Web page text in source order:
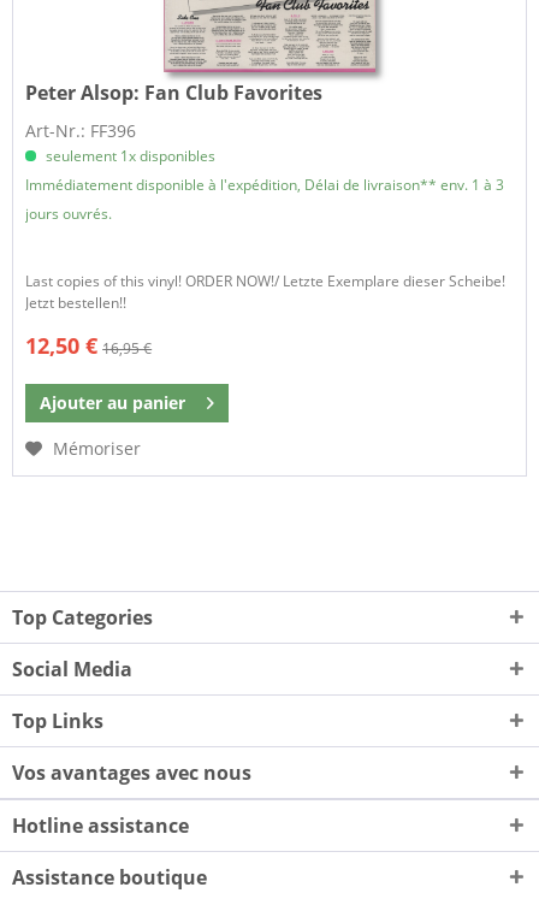
Peter Alsop: Fan Club Favorites
Art-Nr.: FF396
seulement 1x disponibles
Immédiatement disponible à l'expédition, Délai de livraison** env. 1 à 3
jours ouvrés.
Last copies of this vinyl! ORDER NOW!/ Letzte Exemplare dieser Scheibe!
Jetzt bestellen!!
12,50 € 16,95 €
Ajouter au panier
Mémoriser
Top Categories
Social Media
Top Links
Vos avantages avec nous
Hotline assistance
Assistance boutique